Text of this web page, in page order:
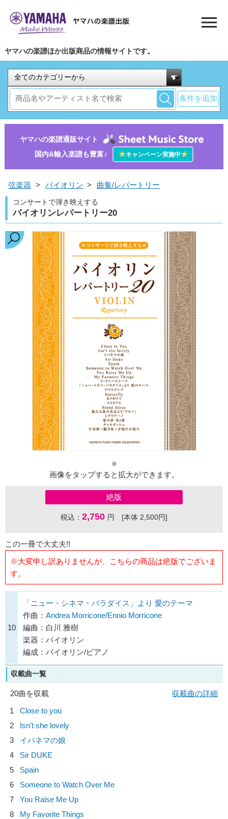
ヤマハの楽譜ほか出版商品の情報サイトです。
条件を追加
ヤマハの楽譜通販サイト
国内&輸入楽譜も豊富♪
★キャンペーン実施中★
弦楽器 > バイオリン > 曲集/レパートリー
コンサートで弾き映えする
バイオリンレパートリー20
画像をタップすると拡大ができます。
絶版
税込： 2,750 円 [本体 2,500円]
この一冊で大丈夫!!
※大変申し訳ありませんが、こちらの商品は絶版でございま
す。
10
「ニュー・シネマ・パラダイス」より 愛のテーマ
作曲： Andrea Morricone/Ennio Morricone
編曲：白川 雅樹
楽器：バイオリン
編成：バイオリン/ピアノ
収載曲一覧
20曲を収載
収載曲の詳細
1
Close to you
2
Isn't she lovely
3
イパネマの娘
4
Sir DUKE
5
Spain
6
Someone to Watch Over Me
7
You Raise Me Up
8
My Favorite Things